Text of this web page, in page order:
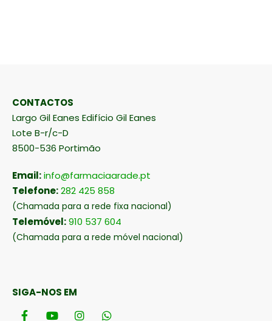
CONTACTOS
Largo Gil Eanes Edifício Gil Eanes
Lote B-r/c-D
8500-536 Portimão
Email:info@farmaciaarade.pt
Telefone:282 425 858
(Chamada para a rede fixa nacional)
Telemóvel:910 537 604
(Chamada para a rede móvel nacional)
SIGA-NOS EM